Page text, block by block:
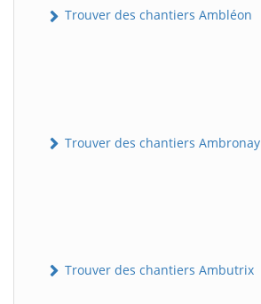
Trouver des chantiers Ambléon
Trouver des chantiers Ambronay
Trouver des chantiers Ambutrix